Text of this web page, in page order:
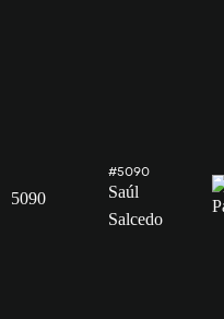
5090
#5090
Saúl
Salcedo